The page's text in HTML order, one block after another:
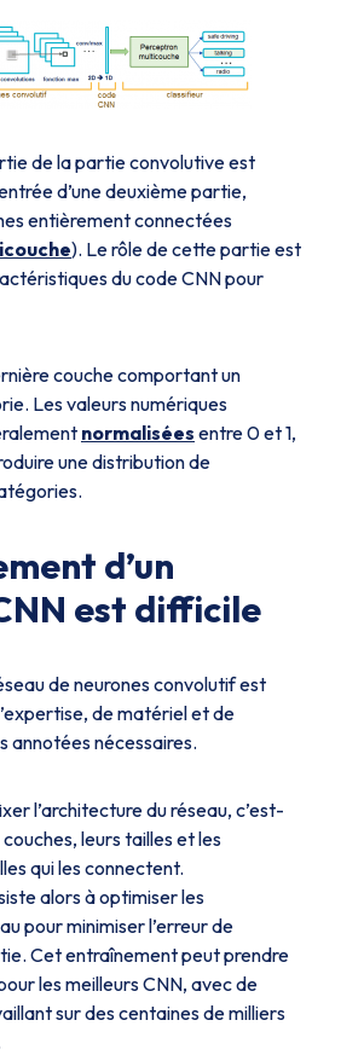
de la partie convolutive est
d’une deuxième partie,
entièrement connectées
). Le rôle de cette partie est
du code CNN pour
couche comportant un
Les valeurs numériques
normalisées entre 0 et 1,
une distribution de
d’un
est difficile
de neurones convolutif est
de matériel et de
annotées nécessaires.
l’architecture du réseau, c’est-
leurs tailles et les
qui les connectent.
alors à optimiser les
pour minimiser l’erreur de
Cet entraînement peut prendre
les meilleurs CNN, avec de
sur des centaines de milliers